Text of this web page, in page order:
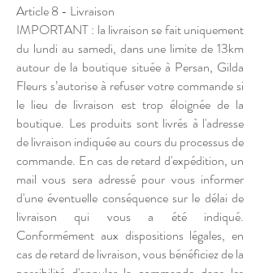
Article 8 - Livraison
IMPORTANT : la livraison se fait uniquement
du lundi au samedi, dans une limite de 13km
autour de la boutique située à Persan, Gilda
Fleurs s’autorise à refuser votre commande si
le lieu de livraison est trop éloignée de la
boutique. Les produits sont livrés à l'adresse
de livraison indiquée au cours du processus de
commande. En cas de retard d'expédition, un
mail vous sera adressé pour vous informer
d'une éventuelle conséquence sur le délai de
livraison qui vous a été indiqué.
Conformément aux dispositions légales, en
cas de retard de livraison, vous bénéficiez de la